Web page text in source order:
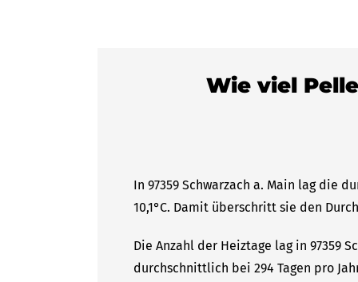
Wie viel
In 97359 Schwarzach a. Main lag die
10,1°C. Damit überschritt sie den
Die Anzahl der Heiztage lag in 97359
durchschnittlich bei 294 Tagen pro